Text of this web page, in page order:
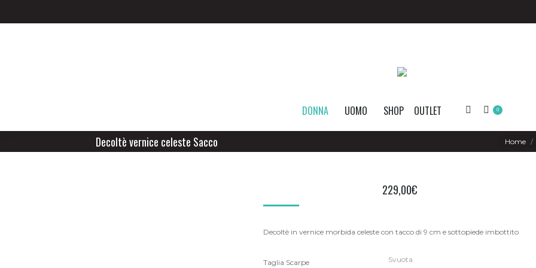
DONNA UOMO SHOP OUTLET Search: 0
Decoltè vernice celeste Sacco You are
Home
229,00€
Decoltè in vernice morbida celeste con tacco di 9 cm e sottopiede imbottito
Taglia Scarpe Svuota